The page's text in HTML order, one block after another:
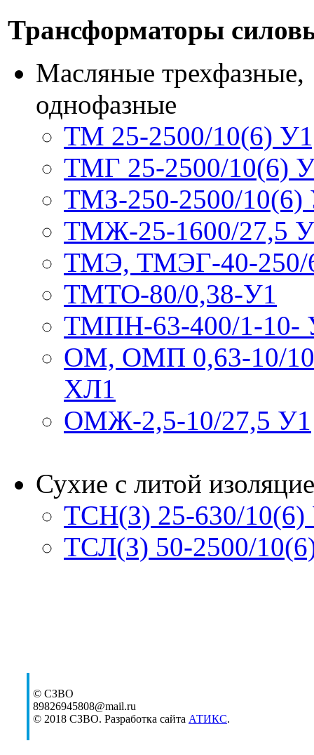
Трансформаторы
Масляные трехфазные,
однофазные
ТМ 25-2500/10(6)
ТМГ 25-2500/10(6)
ТМЗ-250-2500/10(6)
ТМЖ-25-1600/27,5
ТМЭ, ТМЭГ-40-250/
ТМТО-80/0,38-У1
ТМПН-63-400/1-10-
ОМ, ОМП 0,63-10/
ХЛ1
ОМЖ-2,5-10/27,5 У1
Сухие с литой
ТСН(З) 25-630/10(6)
ТСЛ(З) 50-2500/
© СЗВО
89826945808@mail.ru
© 2018 СЗВО. Разработка сайта АТИКС.